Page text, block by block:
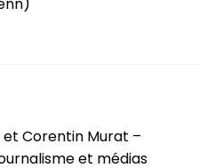
Corentin Murat –
et médias